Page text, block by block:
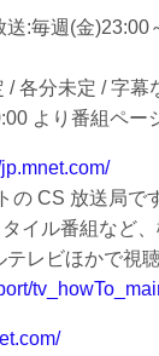
:毎週(金)23:00
各分未定 / 字幕
より番組ペー
の CS 放送局
イル番組など
レビほかで視